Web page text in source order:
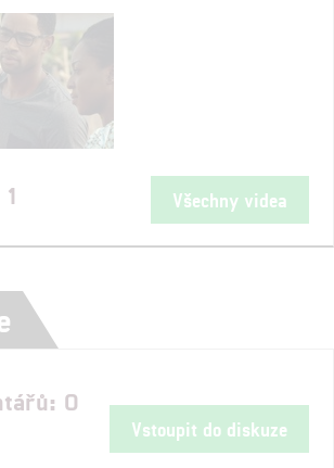
Všechny videa
0
Vstoupit do diskuze